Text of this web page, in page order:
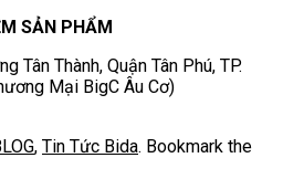
SẢN PHẨM
Tân Thành, Quận Tân Phú, TP.
Mại BigC Âu Cơ)
, Tin Tức Bida. Bookmark the